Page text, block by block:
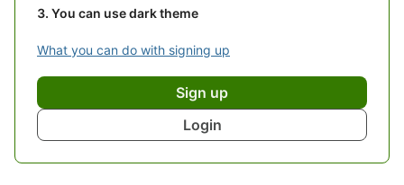
You can use dark theme
What you can do with signing up
Sign up
Login